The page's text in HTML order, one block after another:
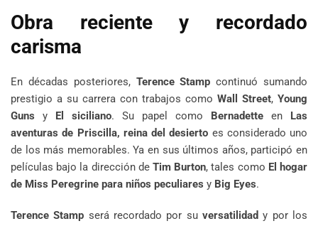
Obra reciente y recordado
carisma
En décadas posteriores, Terence Stamp continuó sumando
prestigio a su carrera con trabajos como Wall Street, Young
Guns y El siciliano. Su papel como Bernadette en
Las
aventuras de Priscilla, reina del desierto es considerado uno
de los más memorables. Ya en sus últimos años, participó en
películas bajo la dirección de Tim Burton, tales como El hogar
de Miss Peregrine para niños peculiares y Big Eyes.
Terence Stamp será recordado por suversatilidad y por los